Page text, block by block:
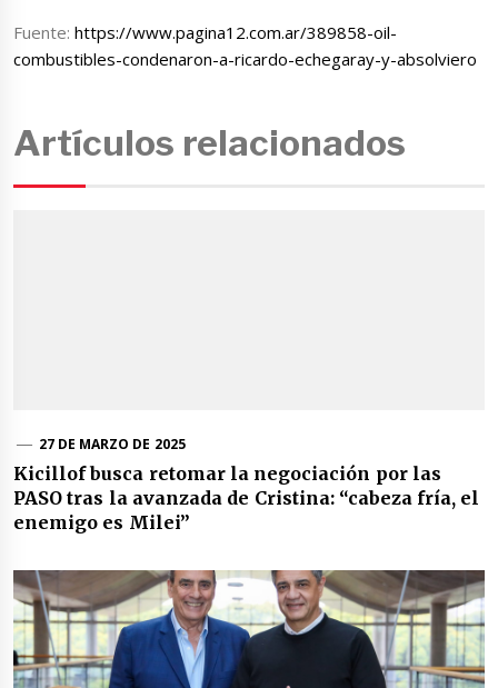
Fuente:https://www.pagina12.com.ar/389858-oil-
combustibles-condenaron-a-ricardo-echegaray-y-absolviero
Artículos relacionados
27 DE MARZO DE 2025
Kicillof busca retomar la negociación por las
PASO tras la avanzada de Cristina: “cabeza fría, el
enemigo es Milei”